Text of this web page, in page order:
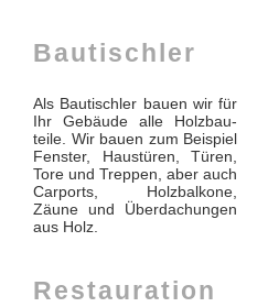
Bautischler
Als Bautischler bauen wir für
Ihr Gebäude alle Holz­bau­
teile. Wir bauen zum Beispiel
Fenster, Haus­türen, Türen,
Tore und Treppen, aber auch
Car­ports, Holz­balkone,
Zäune und Über­dachungen
aus Holz.
Restauration